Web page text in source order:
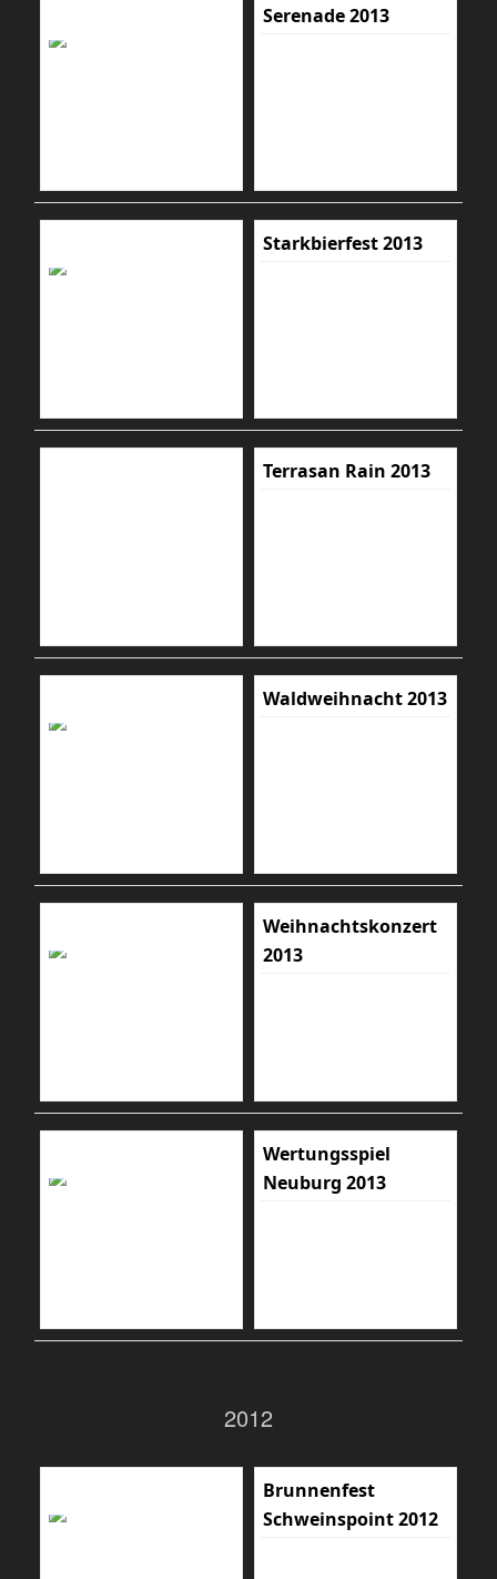
Serenade 2013
Starkbierfest 2013
Terrasan Rain 2013
Waldweihnacht 2013
Weihnachtskonzert
2013
Wertungsspiel
Neuburg 2013
2012
Brunnenfest
Schweinspoint 2012